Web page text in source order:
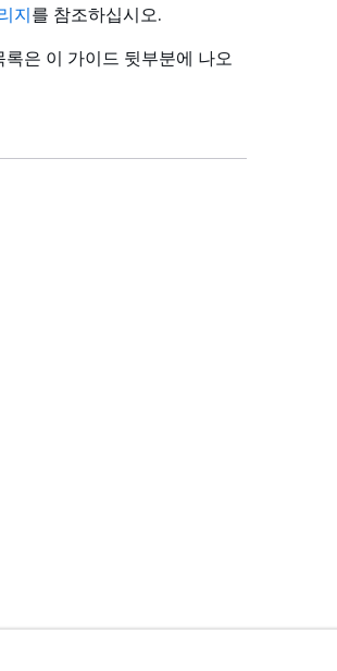
지를 참조하십시오.
은 이 가이드 뒷부분에 나오